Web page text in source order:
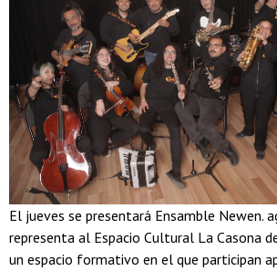
El jueves se presentará Ensamble Newen.
representa al Espacio Cultural La Casona
un espacio formativo en el que participan